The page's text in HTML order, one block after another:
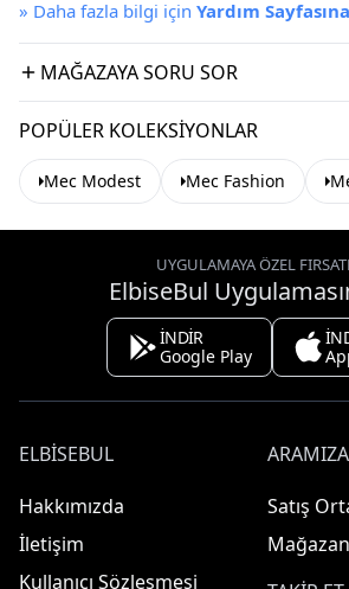
» Daha fazla bilgi için Yardım Sayfasına
MAĞAZAYA SORU SOR
POPÜLER KOLEKSIYONLAR
Mec Modest Mec Fashion
UYGULAMAYA ÖZEL
ElbiseBul
İNDİR
Google Play
ELBISEBUL
Hakkımızda
İletişim
Kullanıcı Sözleşmesi
Satış